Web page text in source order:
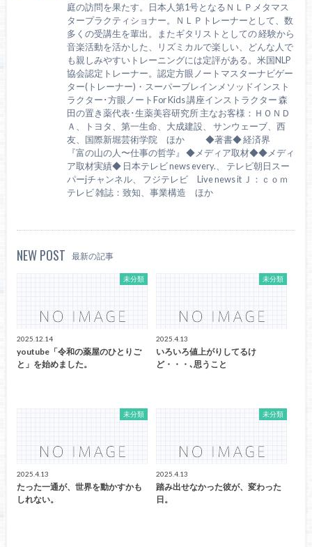
庭の訪問を果たす。日本人第1号となるＮＬＰメタマス
タープラクティショナー。ＮＬＰトレーナーとして、数
多くの受講生を輩出。またギタリストとしての 経験から
音楽活動を活かした、リズミカルで楽しい、どんな人で
も親しみやすいトレーニングには定評がある。米国NLP
協会認定トレーナー。認定方眼ノートマスターナビゲー
ター(トレーナー)・スーパーブレインメソッドインスト
ラクター･方眼ノートFor Kids 講座インストラクター 森
田の置き薬代表･生薬美容研究所 主なお客様：ＨＯＮＤ
Ａ、トヨタ、第一生命、大成建設、 サンウェーブ、西
友、国際新堀芸術学院 ほか ◆著書◆ 経済界
『富の山の人〜仕事の哲学』 ◆メディア取材◆◆メディ
ア取材実績◆ 日本テレビ news every.、 テレビ朝日スー
パーjチャンネル、 フジテレビ Live news it Ｊ：ｃｏｍ
テレビ 雑誌：致知、事業構造 ほか
NEW POST 最新の記事
未分類
2025.12.14
youtube「令和の薬屋のひとりご
と」を始めました。
未分類
2025.4.13
いろいろ値上がりしてるけ
ど・・・､思うこと
未分類
2025.4.13
たった一通が、世界を動かすかも
しれない。
未分類
2025.4.13
踏み出せなかった彼が、変わった
日。